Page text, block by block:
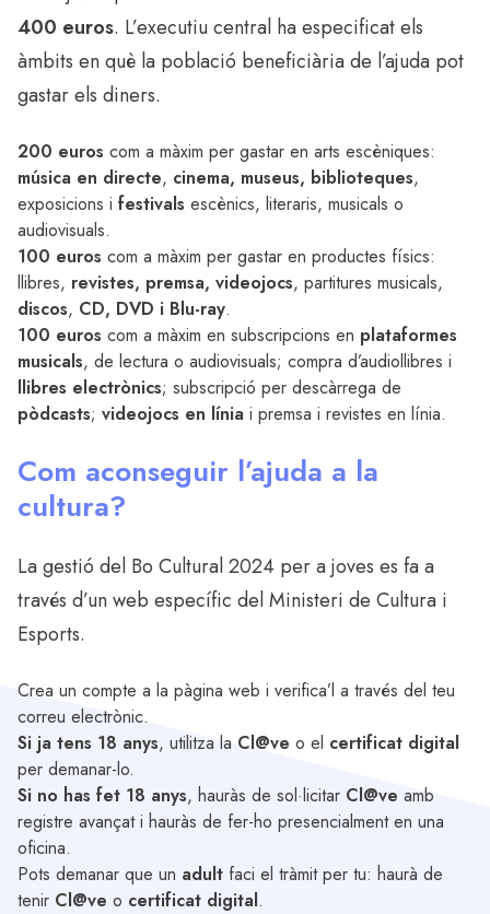
400 euros. L’executiu central ha especificat els
àmbits en què la població beneficiària de l’ajuda pot
gastar els diners.
200 euros com a màxim per gastar en arts escèniques:
música en directe, cinema, museus, biblioteques,
exposicions i festivals escènics, literaris, musicals o
audiovisuals.
100 euros com a màxim per gastar en productes físics:
llibres, revistes, premsa, videojocs, partitures musicals,
discos, CD, DVD i Blu-ray.
100 euros com a màxim en subscripcions en plataformes
musicals, de lectura o audiovisuals; compra d’audiollibres i
llibres electrònics; subscripció per descàrrega de
pòdcasts; videojocs en línia i premsa i revistes en línia.
Com aconseguir l’ajuda a la
cultura?
La gestió del Bo Cultural 2024 per a joves es fa a
través d’unweb específic del Ministeri de Cultura i
Esports.
Crea un compte a la pàgina web i verifica’l a través del teu
correu electrònic.
Si ja tens 18 anys, utilitza la Cl@ve o el certificat digital
per demanar-lo.
Si no has fet 18 anys, hauràs de sol·licitar Cl@ve amb
registre avançat i hauràs de fer-ho presencialment en una
oficina.
Pots demanar que un adult faci el tràmit per tu: haurà de
tenir Cl@ve o certificat digital.